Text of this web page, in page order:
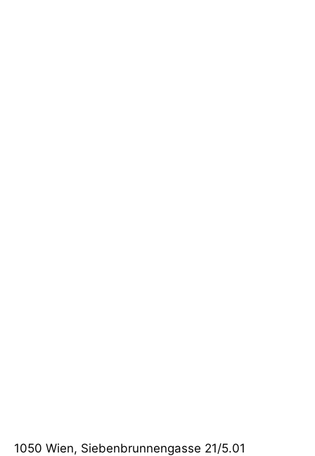
1050 Wien, Siebenbrunnengasse 21/5.01